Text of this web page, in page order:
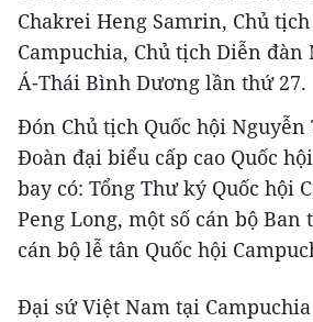
Chakrei Heng Samrin, Chủ
Campuchia, Chủ tịch Diễn
Á-Thái Bình Dương lần thứ 27.
Đón Chủ tịch Quốc hội
Đoàn đại biểu cấp cao Quốc
bay có: Tổng Thư ký Quốc hội
Peng Long, một số cán bộ Ban
cán bộ lễ tân Quốc hội
Đại sứ Việt Nam tại